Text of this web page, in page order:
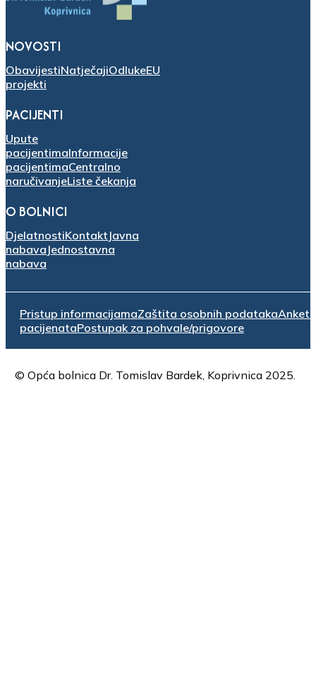
NOVOSTI
ObavijestiNatječajiOdlukeEU
projekti
PACIJENTI
Upute
pacijentimaInformacije
pacijentimaCentralno
naručivanjeListe čekanja
O BOLNICI
DjelatnostiKontakt Javna
nabava Jednostavna
nabava
Pristup informacijamaZaštita osobnih podatakaAnketa
pacijenataPostupak za pohvale/prigovore
© Opća bolnica Dr. Tomislav Bardek, Koprivnica 2025.